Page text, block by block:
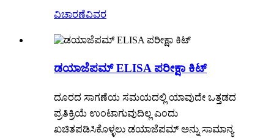
ವಿಚಾರಣೆವಿವರ
ಡಯಾಜೆಪಮ್ ELISA ಪರೀಕ್ಷಾ ಕಿಟ್
ದೂರದ ಸಾಗಣೆಯ ಸಮಯದಲ್ಲಿ ಯಾವುದೇ ಒತ್ತಡದ
ಪ್ರತಿಕ್ರಿಯೆ ಉಂಟಾಗುವುದಿಲ್ಲ ಎಂದು
ಖಚಿತಪಡಿಸಿಕೊಳ್ಳಲು ಡಯಾಜೆಪಮ್ ಅನ್ನು ಸಾಮಾನ್ಯ